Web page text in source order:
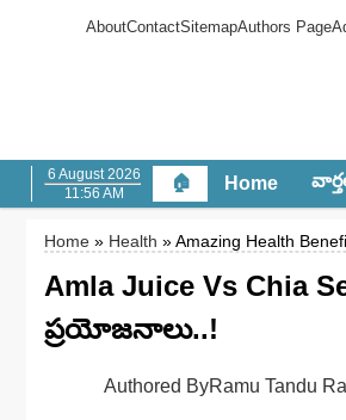
AboutContactSitemapAuthors Page
6 August 2026
11:56 AM
🏠 Home
Home » Health » Amazing Health
Amla Juice Vs Chia
ప్రయోజనాలు..!
Authored ByRamu Tandu